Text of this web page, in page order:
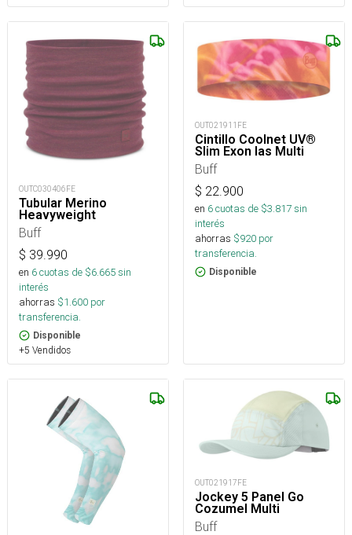
OUTC030406FE
Tubular Merino
Heavyweight
Buff
$ 39.990
en 6cuotas de $6.665sin
interés
ahorras $1.600 por
transferencia.
Disponible
+5 Vendidos
OUT021911FE
Cintillo Coolnet UV®
Slim Exon Ias Multi
Buff
$ 22.900
en 6cuotas de $3.817sin
interés
ahorras $920 por
transferencia.
Disponible
OUT021917FE
Jockey 5 Panel Go
Cozumel Multi
Buff